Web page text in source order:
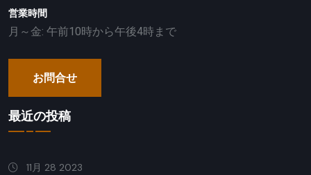
営業時間
月～金: 午前10時から午後4時まで
お問合せ
最近の投稿
11月 28 2023